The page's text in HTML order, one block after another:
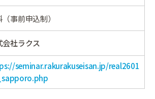
（事前申込制）
会社ラクス
seminar.rakurakuseisan.jp/real2601